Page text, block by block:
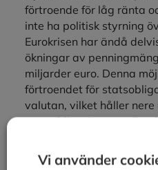
förtroende för låg ränta
inte ha politisk styrning
Eurokrisen har ändå
ökningar av
miljarder euro. Denna
förtroendet för
valutan, vilket håller
statsobligationerna.
utan måste låna av
Vi använder